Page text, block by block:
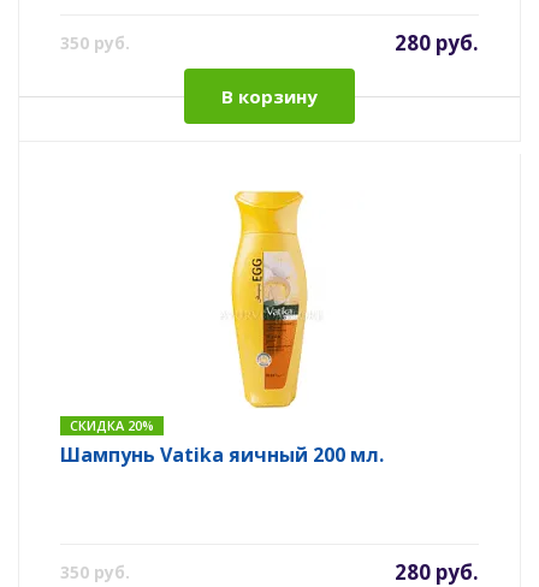
350 руб. 280 руб.
В корзину
СКИДКА 20%
Шампунь Vatika яичный 200 мл.
350 руб. 280 руб.